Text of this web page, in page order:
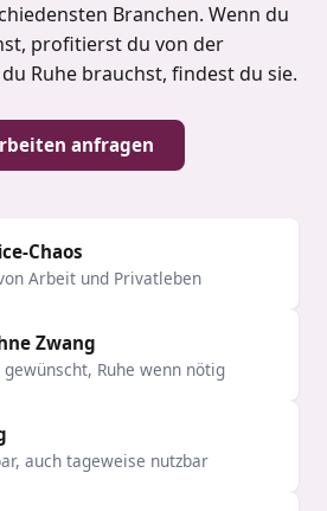
Branchen. Wenn du
profitierst du von der
Ruhe brauchst, findest du sie.
anfragen
Chaos
Arbeit und Privatleben
Zwang
Ruhe wenn nötig
auch tageweise nutzbar